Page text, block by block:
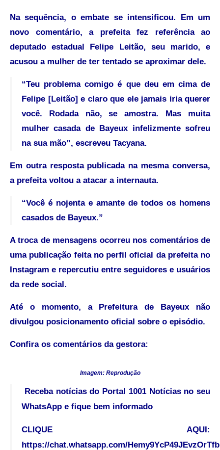
Na sequência, o embate se intensificou. Em um
novo comentário, a prefeita fez referência ao
deputado estadual Felipe Leitão, seu marido, e
acusou a mulher de ter tentado se aproximar dele.
“Teu problema comigo é que deu em cima de
Felipe [Leitão] e claro que ele jamais iria querer
você. Rodada não, se amostra. Mas muita
mulher casada de Bayeux infelizmente sofreu
na sua mão”, escreveu Tacyana.
Em outra resposta publicada na mesma conversa,
a prefeita voltou a atacar a internauta.
“Você é nojenta e amante de todos os homens
casados de Bayeux.”
A troca de mensagens ocorreu nos comentários de
uma publicação feita no perfil oficial da prefeita no
Instagram e repercutiu entre seguidores e usuários
da rede social.
Até o momento, a Prefeitura de Bayeux não
divulgou posicionamento oficial sobre o episódio.
Confira os comentários da gestora:
Imagem: Reprodução
Receba notícias do Portal 1001 Notícias no seu
WhatsApp e fique bem informado
CLIQUE AQUI:
https://chat.whatsapp.com/